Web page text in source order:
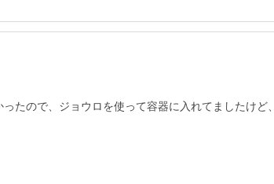
たので、ジョウロを使って容器に入れてましたけ